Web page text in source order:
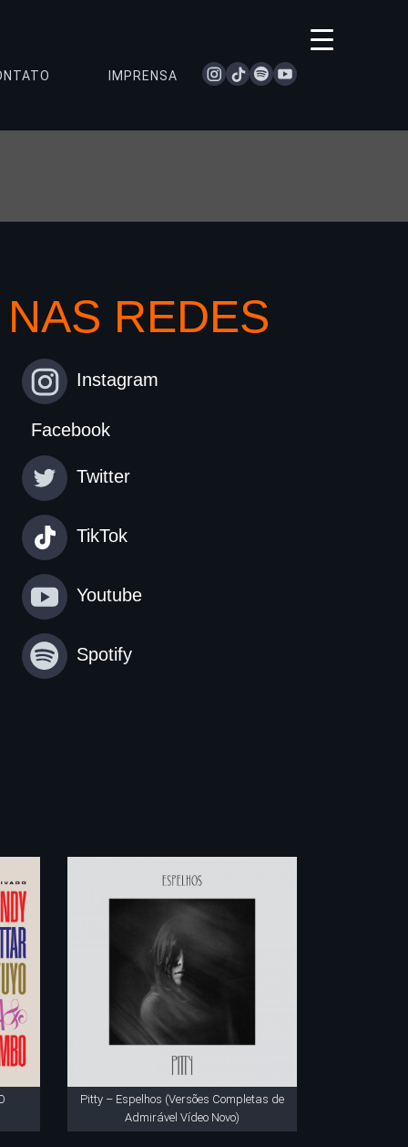
instagram
tiktokspotifyyoutube
IMPRENSA
NAS REDES
Instagram
Facebook
Twitter
TikTok
Youtube
Spotify
Pitty – Espelhos (Versões Completas de
Admirável Vídeo Novo)